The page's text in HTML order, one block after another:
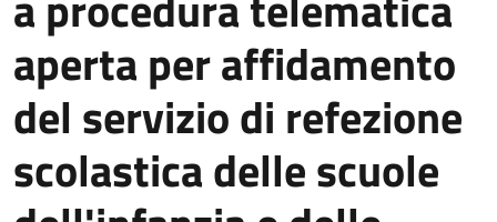
aperta per affidamento
del servizio di refezione
scolastica delle scuole